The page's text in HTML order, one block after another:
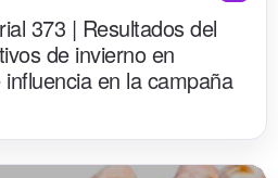
373 | Resultados del
de invierno en
en la campaña